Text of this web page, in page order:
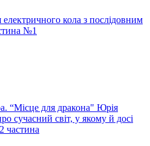
кола з послідовним
№1
“Місце для дракона" Юрія
сучасний світ, у якому й досі
частина